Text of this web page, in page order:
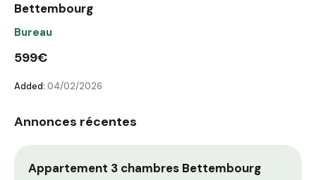
Bettembourg
Bureau
599€
Added: 04/02/2026
Annonces récentes
Appartement 3 chambres Bettembourg